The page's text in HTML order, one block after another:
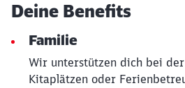
Deine Benefits
Familie
Wir unterstützen dich bei der
Kitaplätzen oder